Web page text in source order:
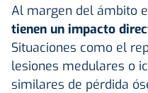
Al margen del ámbito
tienen un impacto
Situaciones como el
lesiones medulares o
similares de pérdida